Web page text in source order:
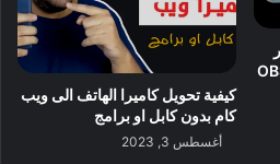
كيفية تحويل كاميرا الهاتف الى ويب
كام بدون كابل او برامج
أغسطس 3, 2023